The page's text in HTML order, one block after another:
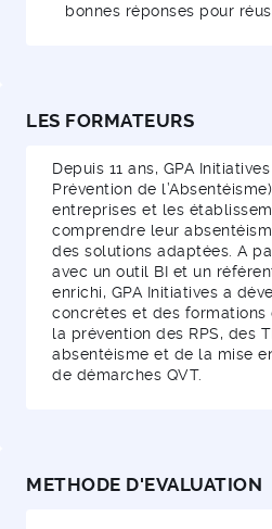
bonnes réponses pour
LES FORMATEURS
Depuis 11 ans, GPA
Prévention de
entreprises et les
comprendre leur
des solutions adaptées. A
avec un outil BI et un
enrichi, GPA Initiatives a
concrètes et des formations
la prévention des RPS, des
absentéisme et de la mise
de démarches QVT.
METHODE D'EVALUATION